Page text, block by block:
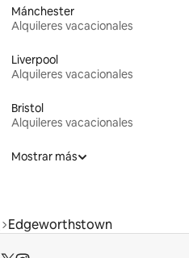
Mánchester
Alquileres vacacionales
Liverpool
Alquileres vacacionales
Bristol
Alquileres vacacionales
Mostrar más
Edgeworthstown